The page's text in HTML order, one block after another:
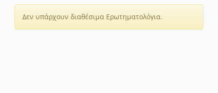
Δεν υπάρχουν διαθέσιμα Ερωτηματολόγια.